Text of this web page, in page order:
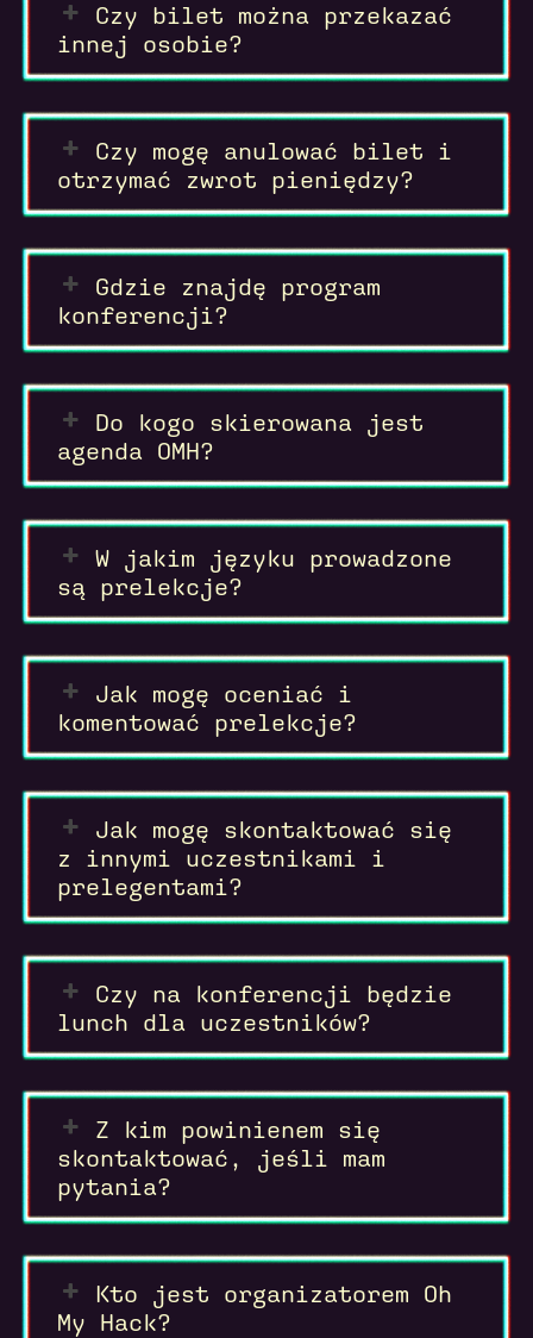
Czy bilet można przekazać
innej osobie?
Czy mogę anulować bilet i
otrzymać zwrot pieniędzy?
Gdzie znajdę program
konferencji?
Do kogo skierowana jest
agenda OMH?
W jakim języku prowadzone
są prelekcje?
Jak mogę oceniać i
komentować prelekcje?
Jak mogę skontaktować się
z innymi uczestnikami i
prelegentami?
Czy na konferencji będzie
lunch dla uczestników?
Z kim powinienem się
skontaktować, jeśli mam
pytania?
Kto jest organizatorem Oh
My Hack?